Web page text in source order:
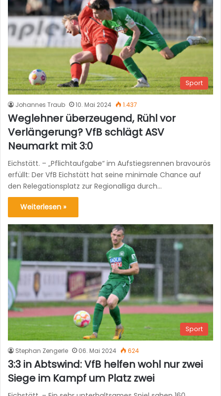
Sport
Johannes Traub 10. Mai 2024 1.437
Weglehner überzeugend, Rühl vor
Verlängerung? VfB schlägt ASV
Neumarkt mit 3:0
Eichstätt. – „Pflichtaufgabe“ im Aufstiegsrennen bravourös
erfüllt: Der VfB Eichstätt hat seine minimale Chance auf
den Relegationsplatz zur Regionalliga durch…
Weiterlesen »
Sport
Stephan Zengerle 06. Mai 2024 624
3:3 in Abtswind: VfB helfen wohl nur zwei
Siege im Kampf um Platz zwei